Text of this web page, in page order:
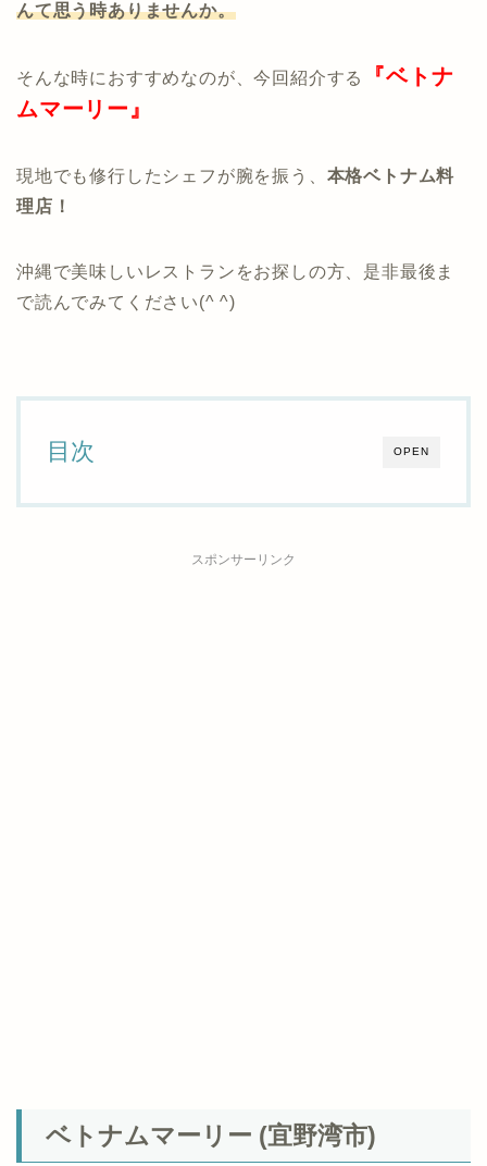
んて思う時ありませんか。
そんな時におすすめなのが、今回紹介する
『ベトナ
ムマーリー』
現地でも修行したシェフが腕を振う、 本格ベトナム料
理店！
沖縄で美味しいレストランをお探しの方、是非最後ま
で読んでみてください(^ ^)
OPEN
目次
スポンサーリンク
ベトナムマーリー (宜野湾市)